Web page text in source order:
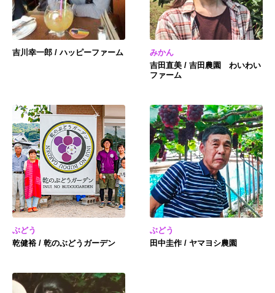
吉川幸一郎 / ハッピーファーム
みかん
吉田直美 / 吉田農園 わいわい
ファーム
ぶどう
乾健裕 / 乾のぶどうガーデン
ぶどう
田中圭作 / ヤマヨシ農園